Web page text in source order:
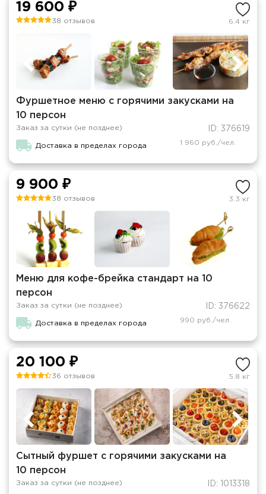
19 600 ₽
38 отзывов 6.4 кг
Фуршетное меню с горячими закусками на
10 персон
Заказ за сутки (не позднее) ID: 376619
Доставка в пределах города 1 960 руб./чел.
9 900 ₽
38 отзывов 3.3 кг
Меню для кофе-брейка стандарт на 10
персон
Заказ за сутки (не позднее) ID: 376622
Доставка в пределах города 990 руб./чел.
20 100 ₽
36 отзывов 5.8 кг
Сытный фуршет с горячими закусками на
10 персон
Заказ за сутки (не позднее) ID: 1013318